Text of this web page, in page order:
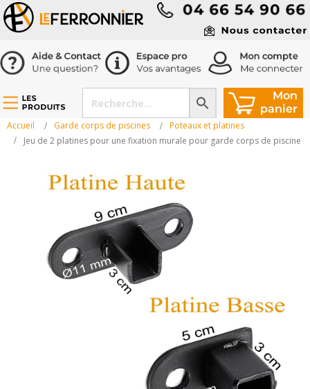
Accueil Garde corps de piscines
Poteaux et platines
Jeu de 2 platines pour une fixation murale pour garde corps de piscine